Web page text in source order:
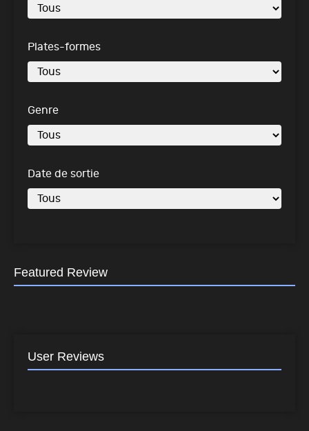
Plates-formes
Genre
Date de sortie
Featured Review
User Reviews